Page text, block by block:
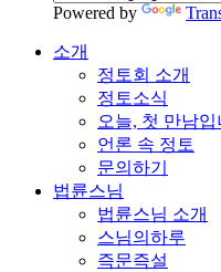
Powered by
소개
정토회 소개
정토소식
오늘, 첫 만남입
언론 속 정토
문의하기
법륜스님
법륜스님 소개
스님의하루
즉문즉설